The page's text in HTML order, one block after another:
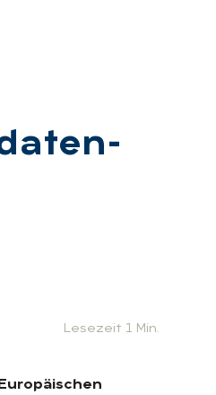
Lesezeit 1 Min.